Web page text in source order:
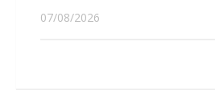
07/08/2026